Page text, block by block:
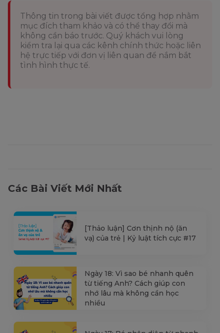
Thông tin trong bài viết được tổng hợp nhằm
mục đích tham khảo và có thể thay đổi mà
không cần báo trước. Quý khách vui lòng
kiểm tra lại qua các kênh chính thức hoặc liên
hệ trực tiếp với đơn vị liên quan để nắm bắt
tình hình thực tế.
Các Bài Viết Mới Nhất
[Thảo luận] Cơn thịnh nộ (ăn
vạ) của trẻ | Kỷ luật tích cực #17
Ngày 18: Vì sao bé nhanh quên
từ tiếng Anh? Cách giúp con
nhớ lâu mà không cần học
nhiều